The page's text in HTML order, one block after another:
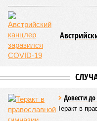
Довести до
Теракт в